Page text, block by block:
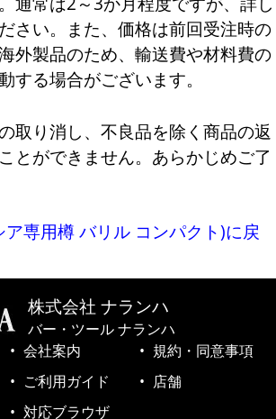
さい。また、価格は前回受注時の
外製品のため、輸送費や材料費の
する場合がございます。
取り消し、不良品を除く商品の返
とができません。あらかじめご了
専用樽 バリル コンパクト)に戻
株式会社 ナランハ
バー・ツール ナランハ
会社案内
規約・同意事項
ご利用ガイド
店舗
対応ブラウザ